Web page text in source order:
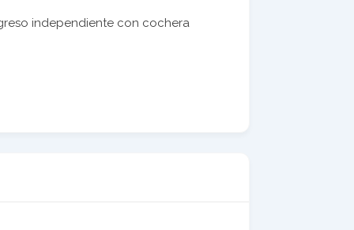
independiente con cochera